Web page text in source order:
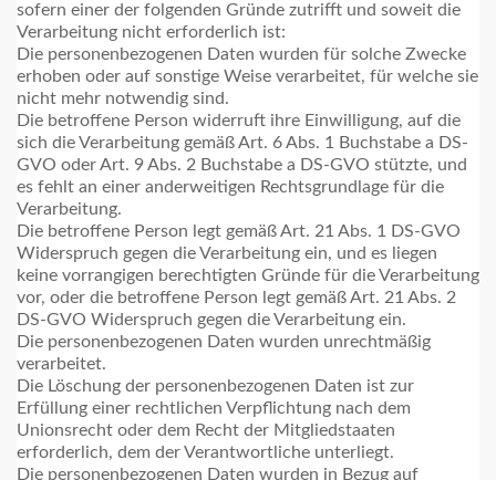
sofern einer der folgenden Gründe zutrifft und soweit die
Verarbeitung nicht erforderlich ist:
Die personenbezogenen Daten wurden für solche Zwecke
erhoben oder auf sonstige Weise verarbeitet, für welche sie
nicht mehr notwendig sind.
Die betroffene Person widerruft ihre Einwilligung, auf die
sich die Verarbeitung gemäß Art. 6 Abs. 1 Buchstabe a DS-
GVO oder Art. 9 Abs. 2 Buchstabe a DS-GVO stützte, und
es fehlt an einer anderweitigen Rechtsgrundlage für die
Verarbeitung.
Die betroffene Person legt gemäß Art. 21 Abs. 1 DS-GVO
Widerspruch gegen die Verarbeitung ein, und es liegen
keine vorrangigen berechtigten Gründe für die Verarbeitung
vor, oder die betroffene Person legt gemäß Art. 21 Abs. 2
DS-GVO Widerspruch gegen die Verarbeitung ein.
Die personenbezogenen Daten wurden unrechtmäßig
verarbeitet.
Die Löschung der personenbezogenen Daten ist zur
Erfüllung einer rechtlichen Verpflichtung nach dem
Unionsrecht oder dem Recht der Mitgliedstaaten
erforderlich, dem der Verantwortliche unterliegt.
Die personenbezogenen Daten wurden in Bezug auf